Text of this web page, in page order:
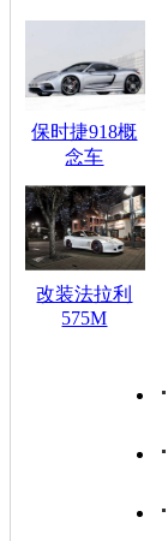
保时捷918概
念车
改装法拉利
575M